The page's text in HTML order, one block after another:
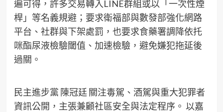
遍可得，許多交易轉入LINE群組或以「一次性煙
桿」等名義規避；要求衛福部與數發部強化網路
平台、社群與下架處罰，也要求食藥署調降依托
咪酯尿液檢驗閾值、加速檢驗，避免嫌犯拖延後
過關。
民主進步黨 陳冠廷 關注毒駕、酒駕與重大犯罪者
資訊公開，主張兼顧社區安全與法定程序。 以嘉